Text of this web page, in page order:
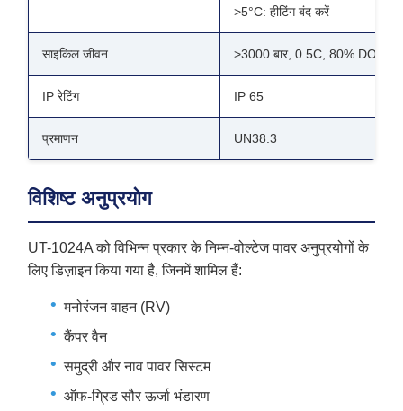
>5°C: हीटिंग बंद करें
साइकिल जीवन >3000 बार, 0.5C, 80% DOD
IP रेटिंग IP 65
प्रमाणन UN38.3
विशिष्ट अनुप्रयोग
UT-1024A को विभिन्न प्रकार के निम्न-वोल्टेज पावर अनुप्रयोगों के
लिए डिज़ाइन किया गया है, जिनमें शामिल हैं:
मनोरंजन वाहन (RV)
कैंपर वैन
समुद्री और नाव पावर सिस्टम
ऑफ-ग्रिड सौर ऊर्जा भंडारण